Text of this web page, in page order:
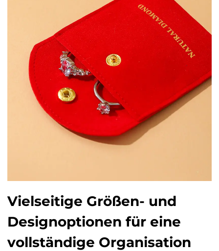
Vielseitige Größen- und
Designoptionen für eine
vollständige Organisation